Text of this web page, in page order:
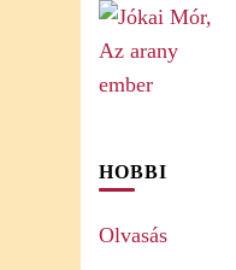
HOBBI
Olvasás